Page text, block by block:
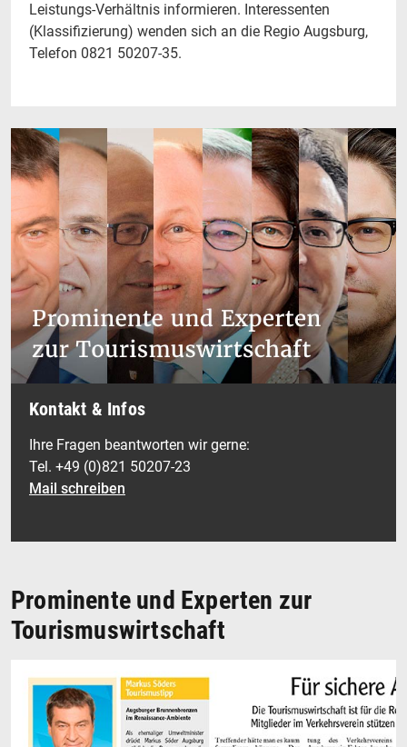
Leistungs-Verhältnis informieren. Interessenten
(Klassifizierung) wenden sich an die Regio Augsburg,
Telefon 0821 50207-35.
Kontakt & Infos
Ihre Fragen beantworten wir gerne:
Tel. +49 (0)821 50207-23
Mail schreiben
Prominente und Experten zur
Tourismuswirtschaft